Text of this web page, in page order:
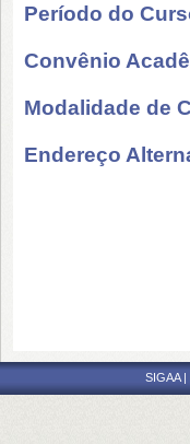
Período do
Convênio
Modalidade de
Endereço
SIGAA